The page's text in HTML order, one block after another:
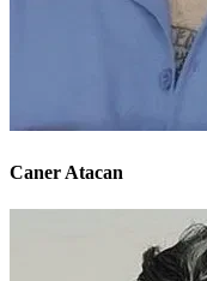
Caner Atacan